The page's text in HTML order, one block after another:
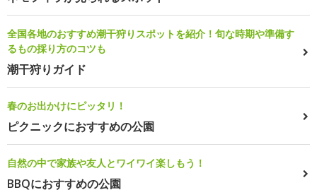
全国各地のおすすめ潮干狩りスポットを紹介！旬な時期や準備す
るもの採り方のコツも
潮干狩りガイド
春のお出かけにピッタリ！
ピクニックにおすすめの公園
自然の中で家族や友人とワイワイ楽しもう！
BBQにおすすめの公園